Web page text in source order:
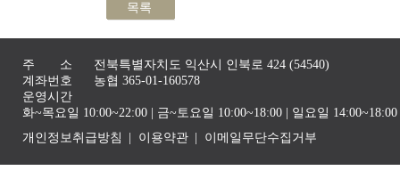
목록
주 소
전북특별자치도 익산시 인북로 424 (54540)
계좌번호
농협 365-01-160578
운영시간
화~목요일 10:00~22:00 | 금~토요일 10:00~18:00 | 일요일
개인정보취급방침
이용약관 이메일무단수집거부